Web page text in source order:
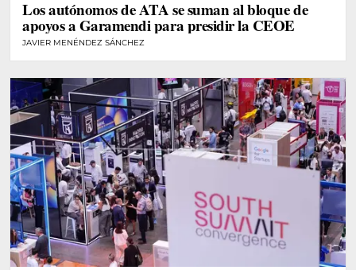
Los autónomos de ATA se suman al bloque de
apoyos a Garamendi para presidir la CEOE
JAVIER MENÉNDEZ SÁNCHEZ